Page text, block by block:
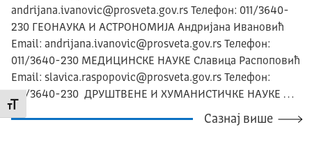
Промени величину слова
andrijana.ivanovic@prosveta.gov.rs Телефон: 011/3640-
230 ГЕОНАУКА И АСТРОНОМИЈА Андријана Ивановић
Email: andrijana.ivanovic@prosveta.gov.rs Телефон:
011/3640-230 МЕДИЦИНСКЕ НАУКЕ Славица Распоповић
Email: slavica.raspopovic@prosveta.gov.rs Телефон:
011/3640-230 ДРУШТВЕНЕ И ХУМАНИСТИЧКЕ НАУКЕ …
Сазнај више